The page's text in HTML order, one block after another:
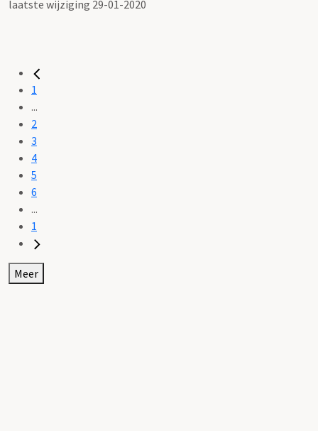
laatste wijziging 29-01-2020
1
...
2
3
4
5
6
...
1
Meer